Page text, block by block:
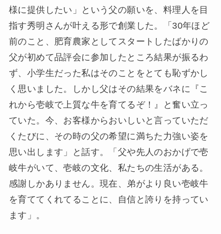
様に提供したい」という父の願いを、料理人を目
指す秀明さんが叶える形で創業した。「30年ほど
前のこと、肥育農家としてスタートしたばかりの
父が初めて品評会に参加したところ結果が振るわ
ず、小学生だった私はそのことをとても恥ずかし
く思いました。しかし父はその結果をバネに『こ
れから壱岐で上質な牛を育てるぞ！』と奮い立っ
ていた。今、お客様からおいしいと言っていただ
くたびに、その時の父の希望に満ちた力強い姿を
思い出します」と話す。「父や先人のおかげで壱
岐牛がいて、壱岐の文化、私たちの生活がある。
感謝しかありません。現在、弟がより良い壱岐牛
を育ててくれてることに、自信と誇りを持ってい
ます」。